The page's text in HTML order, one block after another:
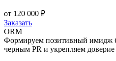
от 120 000 ₽
Заказать
ORM
Формируем позитивный имидж
черным PR и укрепляем доверие